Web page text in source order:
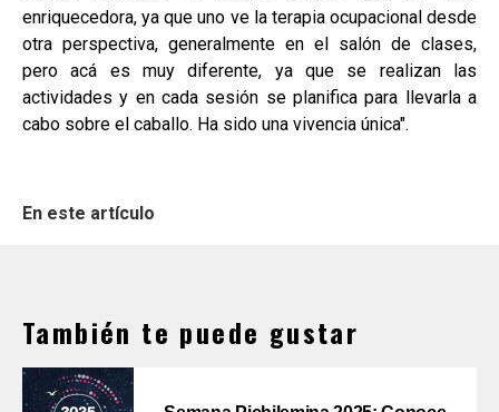
enriquecedora, ya que uno ve la terapia ocupacional desde
otra perspectiva, generalmente en el salón de clases,
pero acá es muy diferente, ya que se realizan las
actividades y en cada sesión se planifica para llevarla a
cabo sobre el caballo. Ha sido una vivencia única".
En este artículo
También te puede gustar